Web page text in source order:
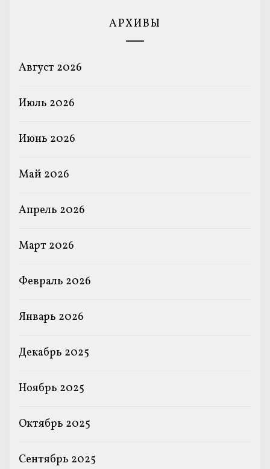
АРХИВЫ
Август 2026
Июль 2026
Июнь 2026
Май 2026
Апрель 2026
Март 2026
Февраль 2026
Январь 2026
Декабрь 2025
Ноябрь 2025
Октябрь 2025
Сентябрь 2025